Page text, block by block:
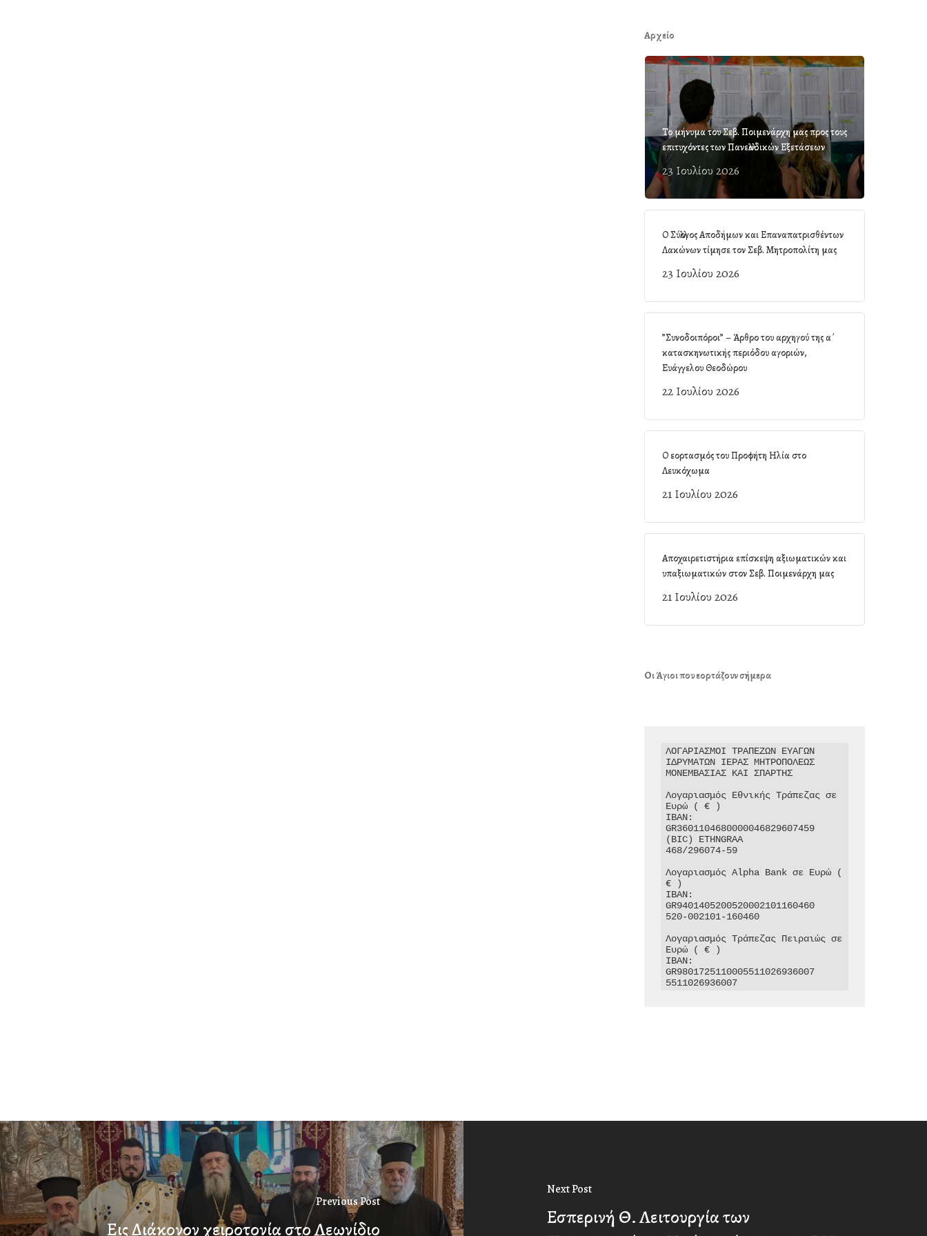
Αρχείο
Το μήνυμα του Σεβ. Ποιμενάρχη μας προς τους
επιτυχόντες των Πανελλαδικών Εξετάσεων
23 Ιουλίου 2026
Ο Σύλλογος Αποδήμων και Επαναπατρισθέντων
Λακώνων τίμησε τον Σεβ. Μητροπολίτη μας
23 Ιουλίου 2026
”Συνοδοιπόροι” – Άρθρο του αρχηγού της α΄
κατασκηνωτικής περιόδου αγοριών,
Ευάγγελου Θεοδώρου
22 Ιουλίου 2026
Ο εορτασμός του Προφήτη Ηλία στο
Λευκόχωμα
21 Ιουλίου 2026
Αποχαιρετιστήρια επίσκεψη αξιωματικών και
υπαξιωματικών στον Σεβ. Ποιμενάρχη μας
21 Ιουλίου 2026
Οι Άγιοι που εορτάζουν σήμερα
ΛΟΓΑΡΙΑΣΜΟΙ ΤΡΑΠΕΖΩΝ ΕΥΑΓΩΝ
ΙΔΡΥΜΑΤΩΝ ΙΕΡΑΣ ΜΗΤΡΟΠΟΛΕΩΣ
ΜΟΝΕΜΒΑΣΙΑΣ ΚΑΙ ΣΠΑΡΤΗΣ
Λογαριασμός Εθνικής Τράπεζας σε
Ευρώ ( € )
IBAN:
GR3601104680000046829607459
(BIC) ETHNGRAA
468/296074-59
Λογαριασμός Alpha Bank σε Ευρώ (
€ )
IBAN:
GR9401405200520002101160460
520-002101-160460
Λογαριασμός Τράπεζας Πειραιώς σε
Ευρώ ( € )
IBAN:
GR9801725110005511026936007
5511026936007
Previous Post
Εις Διάκονον χειροτονία στο Λεωνίδιο
Next Post
Εσπερινή Θ. Λειτουργία των